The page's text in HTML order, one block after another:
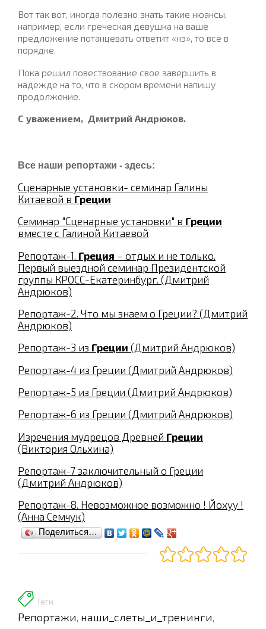
Вот так вот, иногда полезно знать такие нюансы,
например, если греческая девушка на ваше
предложение потанцевать ответит «нэ», то все в
порядке.
Пока решил повествование свое завершить в
надежде на то, что в скором времени напишу
продолжение.
С уважением, Дмитрий Андрюков.
Все наши репортажи - здесь:
Сценарные установки- семинар Галины
Китаевой в Греции
Семинар "Сценарные установки" в Греции
вместе с Галиной Китаевой
Репортаж-1. Греция – отдых и не только.
Первый выездной семинар Президентской
группы КРОСС-Екатеринбург. (Дмитрий
Андрюков)
Репортаж-2. Что мы знаем о Греции? (Дмитрий
Андрюков)
Репортаж-3 из Греции (Дмитрий Андрюков)
Репортаж-4 из Греции (Дмитрий Андрюков)
Репортаж-5 из Греции (Дмитрий Андрюков)
Репортаж-6 из Греции (Дмитрий Андрюков)
Изречения мудрецов Древней Греции
(Виктория Ольхина)
Репортаж-7 заключительный о Греции
(Дмитрий Андрюков)
Репортаж-8. Невозможное возможно ! Йохуу !
(Анна Семчук)
Поделиться…
Теги
Репортажи, наши_слеты_и_тренинги,